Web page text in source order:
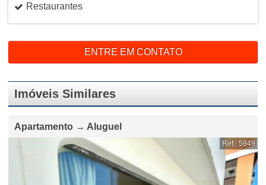
Restaurantes
ENTRE EM CONTATO
Imóveis Similares
Apartamento → Aluguel
Ref.: 5949